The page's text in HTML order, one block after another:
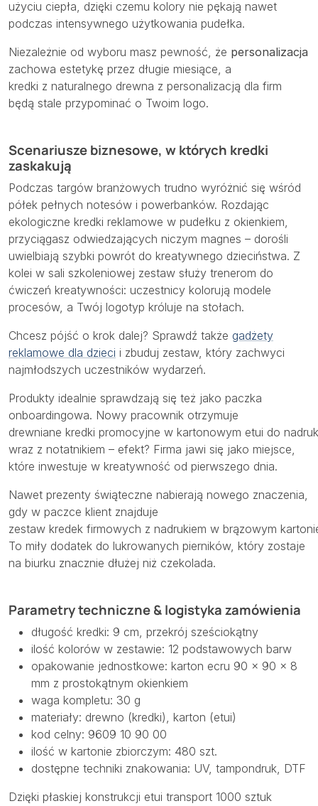
użyciu ciepła, dzięki czemu kolory nie pękają nawet
podczas intensywnego użytkowania pudełka.
Niezależnie od wyboru masz pewność, że personalizacja
zachowa estetykę przez długie miesiące, a
kredki z naturalnego drewna z personalizacją dla firm
będą stale przypominać o Twoim logo.
Scenariusze biznesowe, w których kredki
zaskakują
Podczas targów branżowych trudno wyróżnić się wśród
półek pełnych notesów i powerbanków. Rozdając
ekologiczne kredki reklamowe w pudełku z okienkiem,
przyciągasz odwiedzających niczym magnes – dorośli
uwielbiają szybki powrót do kreatywnego dzieciństwa. Z
kolei w sali szkoleniowej zestaw służy trenerom do
ćwiczeń kreatywności: uczestnicy kolorują modele
procesów, a Twój logotyp króluje na stołach.
Chcesz pójść o krok dalej? Sprawdź także gadżety
reklamowe dla dzieci i zbuduj zestaw, który zachwyci
najmłodszych uczestników wydarzeń.
Produkty idealnie sprawdzają się też jako paczka
onboardingowa. Nowy pracownik otrzymuje
drewniane kredki promocyjne w kartonowym etui do
wraz z notatnikiem – efekt? Firma jawi się jako miejsce,
które inwestuje w kreatywność od pierwszego dnia.
Nawet prezenty świąteczne nabierają nowego znaczenia,
gdy w paczce klient znajduje
zestaw kredek firmowych z nadrukiem w brązowym
To miły dodatek do lukrowanych pierników, który zostaje
na biurku znacznie dłużej niż czekolada.
Parametry techniczne & logistyka zamówienia
długość kredki: 9 cm, przekrój sześciokątny
ilość kolorów w zestawie: 12 podstawowych barw
opakowanie jednostkowe: karton ecru 90 × 90 × 8
mm z prostokątnym okienkiem
waga kompletu: 30 g
materiały: drewno (kredki), karton (etui)
kod celny: 9609 10 90 00
ilość w kartonie zbiorczym: 480 szt.
dostępne techniki znakowania: UV, tampondruk, DTF
Dzięki płaskiej konstrukcji etui transport 1000 sztuk